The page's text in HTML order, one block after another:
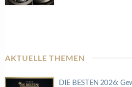
AKTUELLE THEMEN
DIE BESTEN 2026: